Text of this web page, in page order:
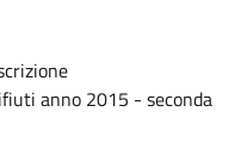
anno 2015 - seconda